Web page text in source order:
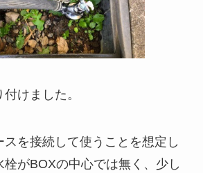
けました。
スを接続して使うことを想定し
がBOXの中心では無く、少し